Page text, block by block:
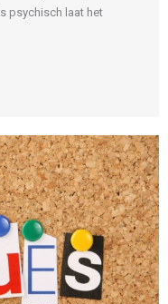
psychisch laat het